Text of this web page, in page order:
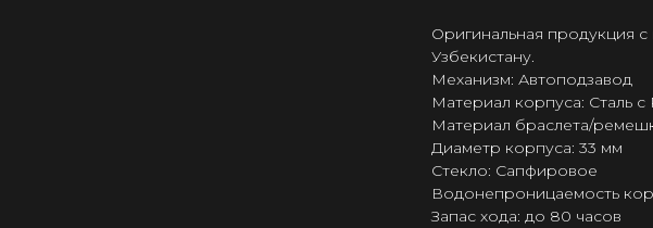
Оригинальная продукция
Узбекистану.
Механизм: Автоподзавод
Материал корпуса: Сталь
Материал браслета/
Диаметр корпуса: 33 мм
Стекло: Сапфировое
Водонепроницаемость
Запас хода: до 80 часов